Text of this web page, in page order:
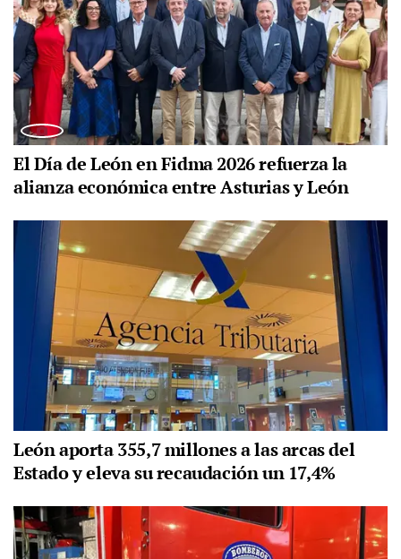
El Día de León en Fidma 2026 refuerza la
alianza económica entre Asturias y León
León aporta 355,7 millones a las arcas del
Estado y eleva su recaudación un 17,4%